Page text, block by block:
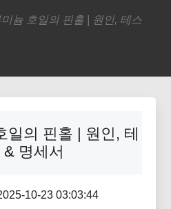
늄 호일의 핀홀 | 원인, 테스
일의 핀홀 | 원인, 테
& 명세서
10-23 03:03:44